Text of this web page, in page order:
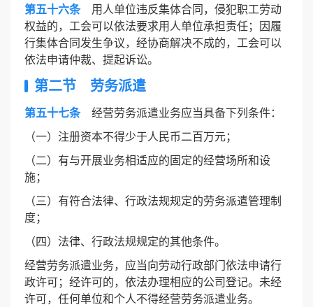
第五十六条用人单位违反集体合同，侵犯职工劳动
权益的，工会可以依法要求用人单位承担责任；因履
行集体合同发生争议，经协商解决不成的，工会可以
依法申请仲裁、提起诉讼。
第二节 劳务派遣
第五十七条经营劳务派遣业务应当具备下列条件：
（一）注册资本不得少于人民币二百万元；
（二）有与开展业务相适应的固定的经营场所和设
施；
（三）有符合法律、行政法规规定的劳务派遣管理制
度；
（四）法律、行政法规规定的其他条件。
经营劳务派遣业务，应当向劳动行政部门依法申请行
政许可；经许可的，依法办理相应的公司登记。未经
许可，任何单位和个人不得经营劳务派遣业务。